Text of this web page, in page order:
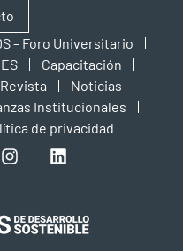
– Foro Universitario
Capacitación
Revista
Noticias
Institucionales
de privacidad